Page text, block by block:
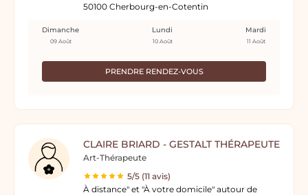
50100 Cherbourg-en-Cotentin
PRENDRE RENDEZ-VOUS
Dimanche
09 Août
Lundi
10 Août
Mardi
11 Août
CLAIRE BRIARD - GESTALT THÉRAPEUTE
Art-Thérapeute
5/5 (11 avis)
À distance" et "À votre domicile" autour de